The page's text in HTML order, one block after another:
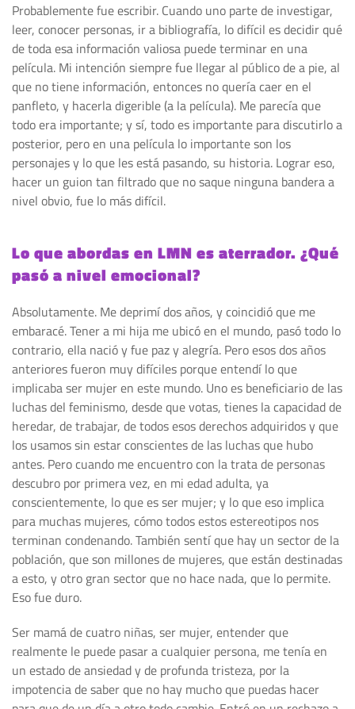
Probablemente fue escribir. Cuando uno parte de investigar,
leer, conocer personas, ir a bibliografía, lo difícil es decidir qué
de toda esa información valiosa puede terminar en una
película. Mi intención siempre fue llegar al público de a pie, al
que no tiene información, entonces no quería caer en el
panfleto, y hacerla digerible (a la película). Me parecía que
todo era importante; y sí, todo es importante para discutirlo a
posterior, pero en una película lo importante son los
personajes y lo que les está pasando, su historia. Lograr eso,
hacer un guion tan filtrado que no saque ninguna bandera a
nivel obvio, fue lo más difícil.
Lo que abordas en LMN es aterrador. ¿Qué
pasó a nivel emocional?
Absolutamente. Me deprimí dos años, y coincidió que me
embaracé. Tener a mi hija me ubicó en el mundo, pasó todo lo
contrario, ella nació y fue paz y alegría. Pero esos dos años
anteriores fueron muy difíciles porque entendí lo que
implicaba ser mujer en este mundo. Uno es beneficiario de las
luchas del feminismo, desde que votas, tienes la capacidad de
heredar, de trabajar, de todos esos derechos adquiridos y que
los usamos sin estar conscientes de las luchas que hubo
antes. Pero cuando me encuentro con la trata de personas
descubro por primera vez, en mi edad adulta, ya
conscientemente, lo que es ser mujer; y lo que eso implica
para muchas mujeres, cómo todos estos estereotipos nos
terminan condenando. También sentí que hay un sector de la
población, que son millones de mujeres, que están destinadas
a esto, y otro gran sector que no hace nada, que lo permite.
Eso fue duro.
Ser mamá de cuatro niñas, ser mujer, entender que
realmente le puede pasar a cualquier persona, me tenía en
un estado de ansiedad y de profunda tristeza, por la
impotencia de saber que no hay mucho que puedas hacer